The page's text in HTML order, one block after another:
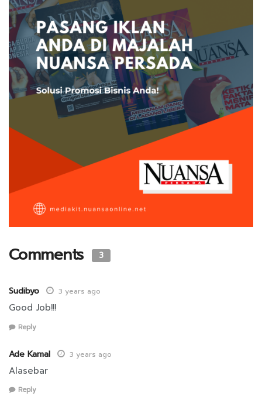
Comments 3
Sudibyo 3 years ago
Good Job!!!
Reply
Ade Kamal 3 years ago
Alasebar
Reply